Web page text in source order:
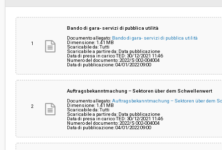
Scelta del contraente:
Valore stimato della procedura: € 510.000,00
Responsabile unico del procedimento: Thomas Erlacher
1
Bando di gara- servizi di pubblica utilità
Documento allegato: Bando di gara- servizi di pubblica utilità
Dimensione: 1.41 MB
Scaricabile da: Tutti
Scaricabile a partire da: Data pubblicazione
Data di presa in carico TED: 30/12/2021 11:46
Numero del documento: 2022/S 002-004004
Data di pubblicazione: 04/01/2022 09:00
2
Auftragsbekanntmachung – Sektoren über dem Schwellenwert
Documento allegato:Auftragsbekanntmachung – Sektoren über dem
Dimensione: 1.41 MB
Scaricabile da: Tutti
Scaricabile a partire da: Data pubblicazione
Data di presa in carico TED: 30/12/2021 11:46
Numero del documento: 2022/S 002-004004
Data di pubblicazione: 04/01/2022 09:00